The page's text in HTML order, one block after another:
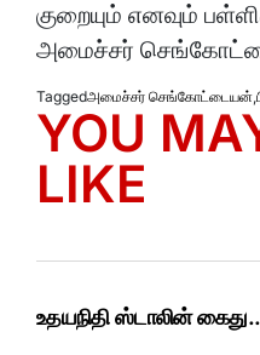
குறையும் எனவும்
அமைச்சர்
Taggedஅமைச்சர் செங்கோட்டையன்,
YOU
LIKE
உதயநிதி ஸ்டாலின் கைது..